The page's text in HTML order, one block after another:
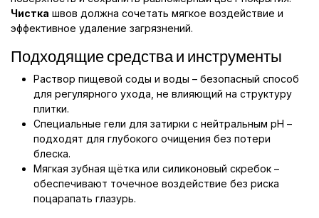
Чистка швов должна сочетать мягкое воздействие и
эффективное удаление загрязнений.
Подходящие средства и инструменты
Раствор пищевой соды и воды – безопасный способ
для регулярного ухода, не влияющий на структуру
плитки.
Специальные гели для затирки с нейтральным pH –
подходят для глубокого очищения без потери
блеска.
Мягкая зубная щётка или силиконовый скребок –
обеспечивают точечное воздействие без риска
поцарапать глазурь.